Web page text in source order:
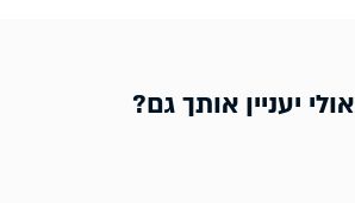
אולי יעניין אותך גם?